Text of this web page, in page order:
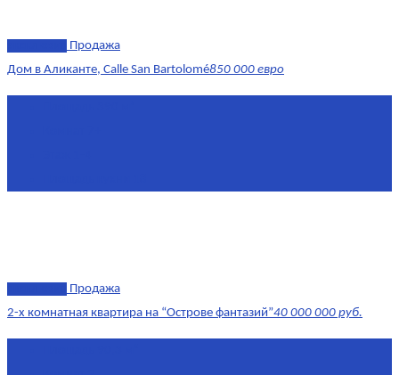
Продажа
Дом в Аликанте, Calle San Bartolomé850 000 евро
Продажа
2-х комнатная квартира на “Острове фантазий”40 000 000 руб.